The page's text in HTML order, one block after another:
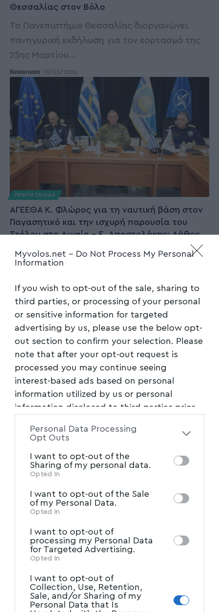
Myvolos.net - Do Not Process My Personal
Information
If you wish to opt-out of the sale, sharing to
third parties, or processing of your personal
or sensitive information for targeted
advertising by us, please use the below opt-
out section to confirm your selection. Please
note that after your opt-out request is
processed you may continue seeing
interest-based ads based on personal
information utilized by us or personal
information disclosed to third parties prior
of the further disclosure of your personal
of downstream participants. This
information may also be disclosed by us to
Participantsthat may further disclose it to
other third parties.
Personal Data Processing
Opt Outs
I want to opt-out of the
Sharing of my personal data.
Opted In
I want to opt-out of the Sale
of my Personal Data.
Opted In
I want to opt-out of
processing my Personal Data
for Targeted Advertising.
Opted In
I want to opt-out of
Collection, Use, Retention,
Sale, and/or Sharing of my
Personal Data that Is
Θεσσαλίας στον Βόλο
Το Πανεπιστήμιο Θεσσαλίας διοργανώνει
πανηγυρική εκδήλωση για τον εορτασμό της
25ης Μαρτίου…
Newsroom 19/03/2026
ΠΡΩΤΗ ΣΕΛΙΔΑ
ΑΓΕΕΘΑ Κ. Φλώρος για τη ναυτική βάση στον
Παγασητικό και την ισχυρή παρουσία του
Στόλου στο Αιγαίο – Ε. Αποστολάκης: Λάθος,
Στον ρόλο της νέας ναυτικής βάσης στον
Newsroom 17/06/2023
MYVOLOS.NET | ΤΑΥΤΟΤΗΤΑ
ΔΗΛΩΣΗ ΣΥΜΜΟΡΦΩΣΗΣ ΜΕ ΤΗ
ΣΥΣΤΑΣΗ (ΕΕ) 2018/334
ΠΡΩΤΗ ΣΕΛΙΔΑ
ΤΟΠΙΚΑ ΝΕΑ
ΚΟΙΝΩΝΙΑ
ΠΟΛΙΤΙΚΗ
ΤΑΔΕ ΕΦΗ
ΠΟΛΙΤΙΣΜΟΣ